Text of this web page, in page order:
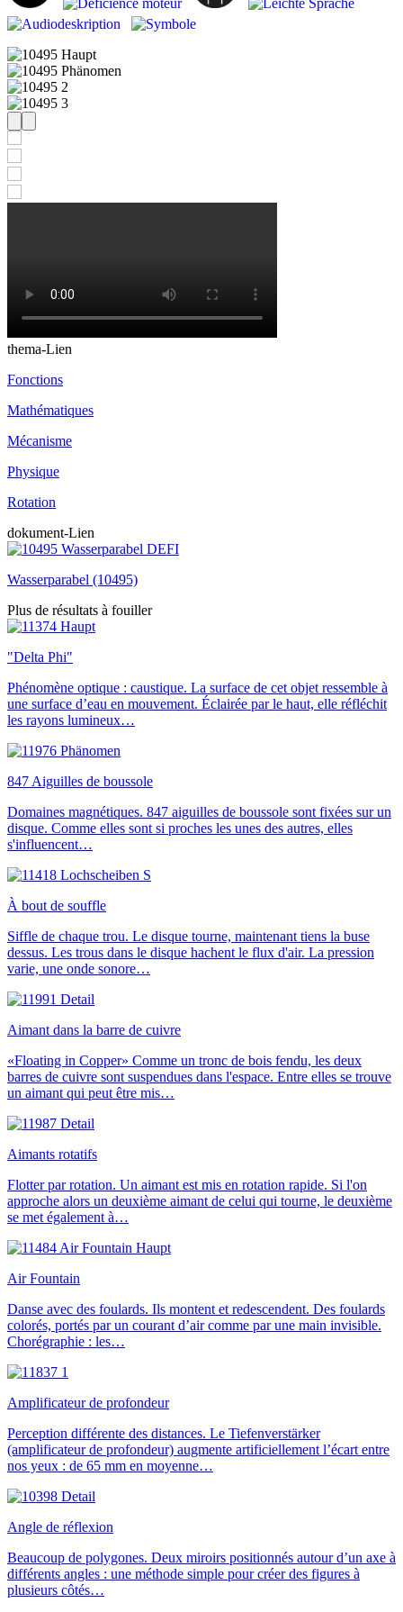
thema-Lien
Fonctions
Mathématiques
Mécanisme
Physique
Rotation
dokument-Lien
Wasserparabel (10495)
Plus de résultats à fouiller
"Delta Phi"
Phénomène optique : caustique. La surface de cet objet ressemble à
une surface d’eau en mouvement. Éclairée par le haut, elle réfléchit
les rayons lumineux…
847 Aiguilles de boussole
Domaines magnétiques. 847 aiguilles de boussole sont fixées sur un
disque. Comme elles sont si proches les unes des autres, elles
s'influencent…
À bout de souffle
Siffle de chaque trou. Le disque tourne, maintenant tiens la buse
dessus. Les trous dans le disque hachent le flux d'air. La pression
varie, une onde sonore…
Aimant dans la barre de cuivre
«Floating in Copper» Comme un tronc de bois fendu, les deux
barres de cuivre sont suspendues dans l'espace. Entre elles se trouve
un aimant qui peut être mis…
Aimants rotatifs
Flotter par rotation. Un aimant est mis en rotation rapide. Si l'on
approche alors un deuxième aimant de celui qui tourne, le deuxième
se met également à…
Air Fountain
Danse avec des foulards. Ils montent et redescendent. Des foulards
colorés, portés par un courant d’air comme par une main invisible.
Chorégraphie : les…
Amplificateur de profondeur
Perception différente des distances. Le Tiefenverstärker
(amplificateur de profondeur) augmente artificiellement l’écart entre
nos yeux : de 65 mm en moyenne…
Angle de réflexion
Beaucoup de polygones. Deux miroirs positionnés autour d’un axe à
différents angles : une méthode simple pour créer des figures à
plusieurs côtés…